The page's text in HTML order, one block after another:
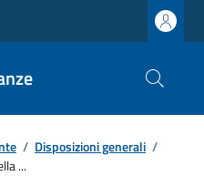
/ Disposizioni generali /
...